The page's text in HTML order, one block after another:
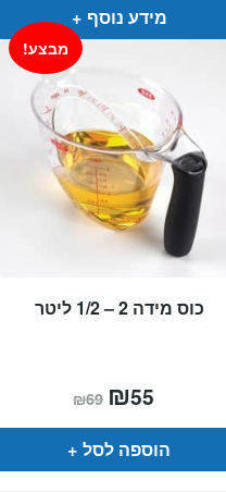
מידע נוסף
כוס מידה 2 – 1/2 ליטר
מבצע!
₪69 המחיר
המקורי
היה:
₪69.
₪55
הוא:
הוספה לסל